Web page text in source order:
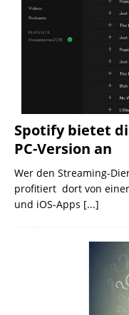
Spotify bietet
PC-Version an
Wer den Streaming-
profitiert dort von
und iOS-Apps [...]